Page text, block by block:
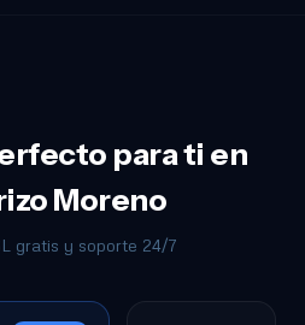
para ti en
Moreno
gratis y soporte 24/7